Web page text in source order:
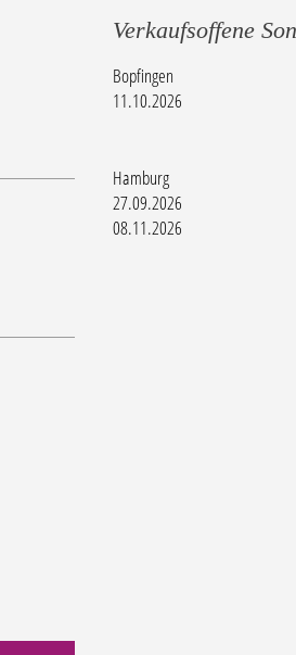
Verkaufsoffene
Bopfingen
11.10.2026
Hamburg
27.09.2026
08.11.2026